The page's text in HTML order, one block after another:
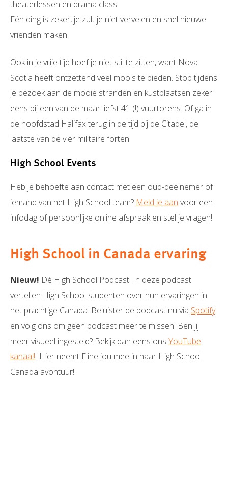
theaterlessen en drama class.
Eén ding is zeker, je zult je niet vervelen en snel nieuwe
vrienden maken!
Ook in je vrije tijd hoef je niet stil te zitten, want Nova
Scotia heeft ontzettend veel moois te bieden. Stop tijdens
je bezoek aan de mooie stranden en kustplaatsen zeker
eens bij een van de maar liefst 41 (!) vuurtorens. Of ga in
de hoofdstad Halifax terug in de tijd bij de Citadel, de
laatste van de vier militaire forten.
High School Events
Heb je behoefte aan contact met een oud-deelnemer of
iemand van het High School team? Meld je aan voor een
infodag of persoonlijke online afspraak en stel je vragen!
High School in Canada ervaring
Nieuw! Dé High School Podcast! In deze podcast
vertellen High School studenten over hun ervaringen in
het prachtige Canada. Beluister de podcast nu via Spotify
en volg ons om geen podcast meer te missen! Ben jij
meer visueel ingesteld? Bekijk dan eens ons YouTube
kanaal! Hier neemt Eline jou mee in haar High School
Canada avontuur!